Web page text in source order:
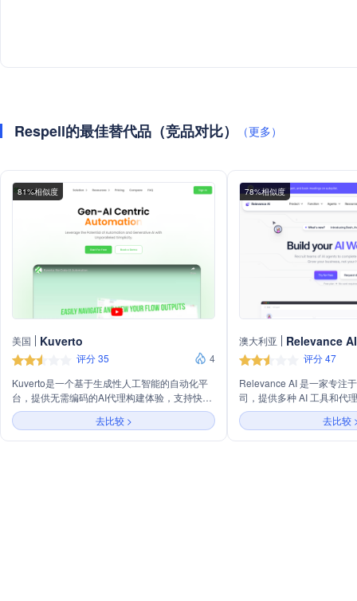
Respell的最佳替代品（竞品对比） （更多）
81%相似度
美国 Kuverto
评分 35
4
Kuverto是一个基于生成性人工智能的自动化平
台，提供无需编码的AI代理构建体验，支持快速
创建和部署AI代理，以及通过AI流实现复杂工作
流程的自动化。主营业务包括利用GPT-4、Bard
和Claude等大型语言模型提升业务效率，提供
去比较 >
78%相似度
澳大利亚 Relevance AI
评分 47
Relevance AI 是一家专注
司，提供多种 AI 工具和代
动化销售、客户支持、研
无需编码即可自定义 AI 代
栈，并确保数据安全和合规
去比较